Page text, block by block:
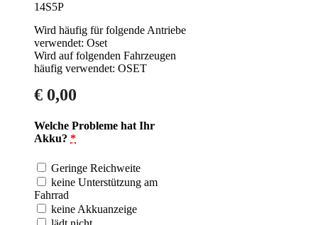
14S5P
Wird häufig für folgende Antriebe
verwendet: Oset
Wird auf folgenden Fahrzeugen
häufig verwendet: OSET
€ 0,00
Welche Probleme hat Ihr
Akku? *
Geringe Reichweite
keine Unterstützung am
Fahrrad
keine Akkuanzeige